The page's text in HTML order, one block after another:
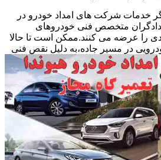
خدمات شرکت های امداد خودرو در
متخصص فنی خودروهای
را عرضه می کنند.ممکن است تا حالا
در مسیر جاده،به دلیل نقص فنی